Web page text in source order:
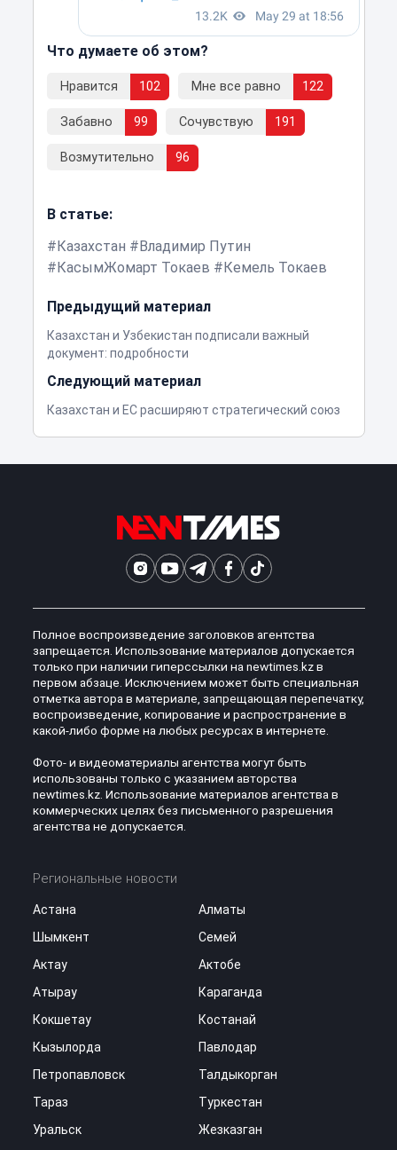
Что думаете об этом?
Нравится 102 Мне все равно 122
Забавно 99 Сочувствую 191
Возмутительно 96
В статье:
Казахстан
Владимир Путин
КасымЖомарт Токаев
Кемель Токаев
Предыдущий материал
Казахстан и Узбекистан подписали важный
документ: подробности
Следующий материал
Казахстан и ЕС расширяют стратегический союз
Полное воспроизведение заголовков агентства
запрещается. Использование материалов допускается
только при наличии гиперссылки на newtimes.kz в
первом абзаце. Исключением может быть специальная
отметка автора в материале, запрещающая перепечатку,
воспроизведение, копирование и распространение в
какой-либо форме на любых ресурсах в интернете.
Фото- и видеоматериалы агентства могут быть
использованы только с указанием авторства
newtimes.kz. Использование материалов агентства в
коммерческих целях без письменного разрешения
агентства не допускается.
Региональные новости
Астана
Алматы
Шымкент
Семей
Актау
Актобе
Атырау
Караганда
Кокшетау
Костанай
Кызылорда
Павлодар
Петропавловск
Талдыкорган
Тараз
Туркестан
Уральск
Жезказган